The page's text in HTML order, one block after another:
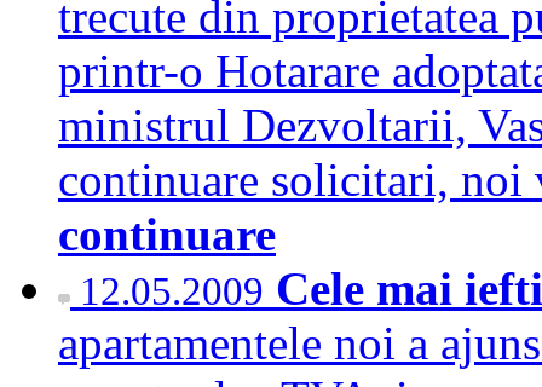
trecute din proprietatea
printr-o Hotarare
ministrul Dezvoltarii,
continuare solicitari,
continuare
12.05.2009 Cele mai
apartamentele noi a